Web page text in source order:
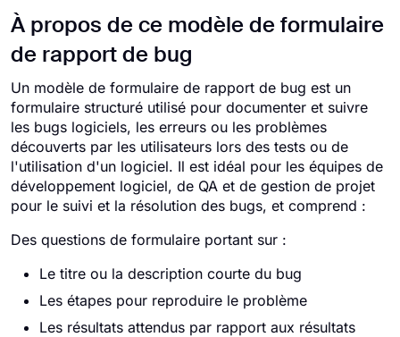
À propos de ce modèle de formulaire
de rapport de bug
Un modèle de formulaire de rapport de bug est un
formulaire structuré utilisé pour documenter et suivre
les bugs logiciels, les erreurs ou les problèmes
découverts par les utilisateurs lors des tests ou de
l'utilisation d'un logiciel. Il est idéal pour les équipes de
développement logiciel, de QA et de gestion de projet
pour le suivi et la résolution des bugs, et comprend :
Des questions de formulaire portant sur :
Le titre ou la description courte du bug
Les étapes pour reproduire le problème
Les résultats attendus par rapport aux résultats